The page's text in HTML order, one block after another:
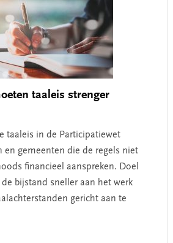
taaleis strenger
taaleis in de Participatiewet
en gemeenten die de regels niet
financieel aanspreken. Doel
bijstand sneller aan het werk
gericht aan te